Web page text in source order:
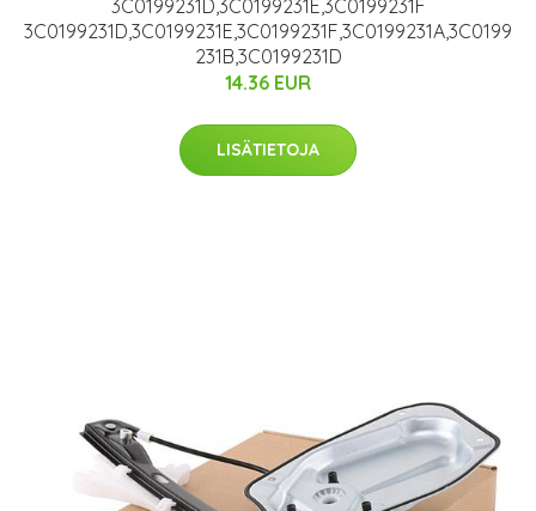
3C0199231D,3C0199231E,3C0199231F
3C0199231D,3C0199231E,3C0199231F,3C0199231A,3C0199
231B,3C0199231D
14.36 EUR
LISÄTIETOJA